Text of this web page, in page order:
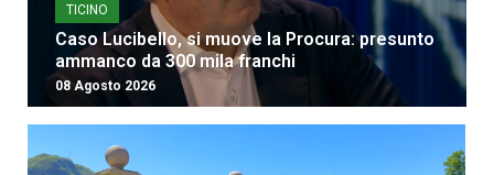
TICINO
Caso Lucibello, si muove la Procura: presunto
ammanco da 300 mila franchi
08 Agosto 2026